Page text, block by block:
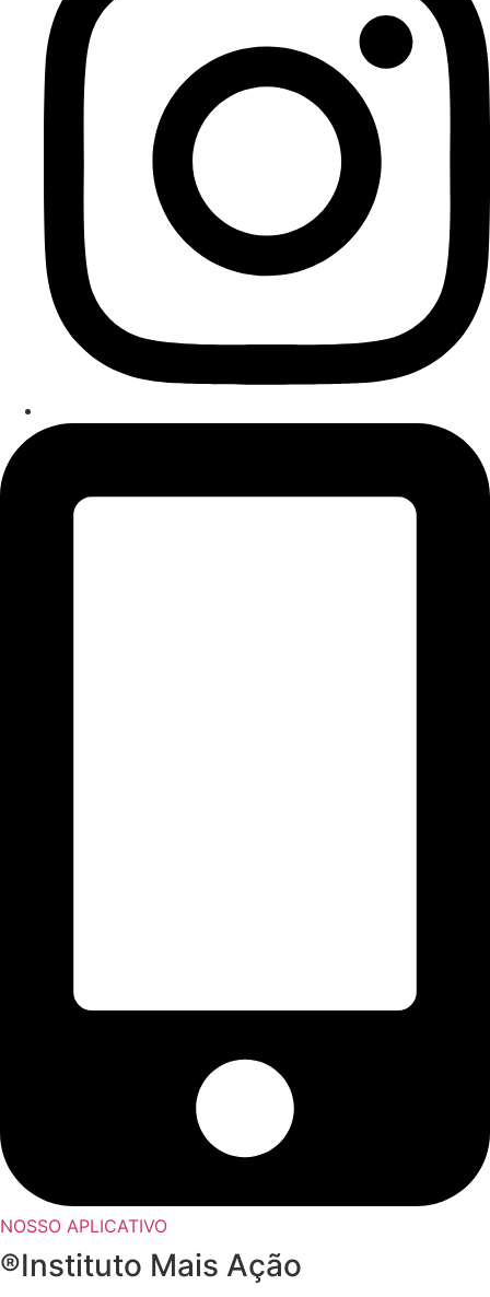
NOSSO APLICATIVO
®Instituto Mais Ação